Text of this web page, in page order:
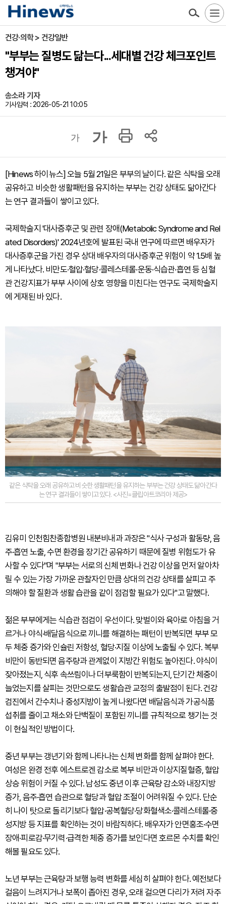
건강·의학 > 건강일반
"부부는 질병도 닮는다...세대별 건강 체크포인트
챙겨야"
송소라 기자
기사입력 : 2026-05-21 10:05
가 가
[Hinews 하이뉴스] 오늘 5월 21일은 부부의 날이다. 같은 식탁을 오래
공유하고 비슷한 생활패턴을 유지하는 부부는 건강 상태도 닮아간다
는 연구 결과들이 쌓이고 있다.
국제학술지 '대사증후군 및 관련 장애(Metabolic Syndrome and Rel
ated Disorders)' 2024년호에 발표된 국내 연구에 따르면 배우자가
대사증후군을 가진 경우 상대 배우자의 대사증후군 위험이 약 1.5배 높
게 나타났다. 비만도·혈압·혈당·콜레스테롤·운동·식습관·흡연 등 심혈
관 건강지표가 부부 사이에 상호 영향을 미친다는 연구도 국제학술지
에 게재된 바 있다.
같은 식탁을 오래 공유하고 비슷한 생활패턴을 유지하는 부부는 건강 상태도 닮아간다
는 연구 결과들이 쌓이고 있다. <사진=클립아트코리아 제공>
김유미 인천힘찬종합병원 내분비내과 과장은 "식사 구성과 활동량, 음
주·흡연 노출, 수면 환경을 장기간 공유하기 때문에 질병 위험도가 유
사할 수 있다"며 "부부는 서로의 신체 변화나 건강 이상을 먼저 알아차
릴 수 있는 가장 가까운 관찰자인 만큼 상대의 건강 상태를 살피고 주
의해야 할 질환과 생활 습관을 같이 점검할 필요가 있다"고 말했다.
젊은 부부에게는 식습관 점검이 우선이다. 맞벌이와 육아로 아침을 거
르거나 야식·배달음식으로 끼니를 해결하는 패턴이 반복되면 부부 모
두 체중 증가와 인슐린 저항성, 혈당·지질 이상에 노출될 수 있다. 복부
비만이 동반되면 음주량과 관계없이 지방간 위험도 높아진다. 야식이
잦아졌는지, 식후 속쓰림이나 더부룩함이 반복되는지, 단기간 체중이
늘었는지를 살피는 것만으로도 생활습관 교정의 출발점이 된다. 건강
검진에서 간수치나 중성지방이 높게 나왔다면 배달음식과 가공식품
섭취를 줄이고 채소와 단백질이 포함된 끼니를 규칙적으로 챙기는 것
이 현실적인 방법이다.
중년 부부는 갱년기와 함께 나타나는 신체 변화를 함께 살펴야 한다.
여성은 완경 전후 에스트로겐 감소로 복부 비만과 이상지질혈증, 혈압
상승 위험이 커질 수 있다. 남성도 중년 이후 근육량 감소와 내장지방
증가, 음주·흡연 습관으로 혈당과 혈압 조절이 어려워질 수 있다. 단순
히 나이 탓으로 돌리기보다 혈압·공복혈당·당화혈색소·콜레스테롤·중
성지방 등 지표를 확인하는 것이 바람직하다. 배우자가 안면홍조·수면
장애·피로감·무기력·급격한 체중 증가를 보인다면 호르몬 수치를 확인
해볼 필요도 있다.
노년 부부는 근육량과 보행 능력 변화를 세심히 살펴야 한다. 예전보다
걸음이 느려지거나 보폭이 좁아진 경우, 오래 걸으면 다리가 저려 자주